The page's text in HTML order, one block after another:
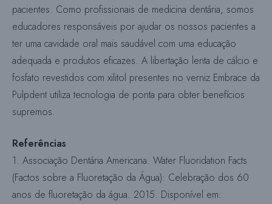
pacientes. Como profissionais de medicina dentária, somos
educadores responsáveis por ajudar os nossos pacientes a
ter uma cavidade oral mais saudável com uma educação
adequada e produtos eficazes. A libertação lenta de cálcio e
fosfato revestidos com xilitol presentes no verniz Embrace da
Pulpdent utiliza tecnologia de ponta para obter benefícios
supremos.
Referências
1. Associação Dentária Americana. Water Fluoridation Facts
(Factos sobre a Fluoretação da Água): Celebração dos 60
anos de fluoretação da água. 2015. Disponível em: